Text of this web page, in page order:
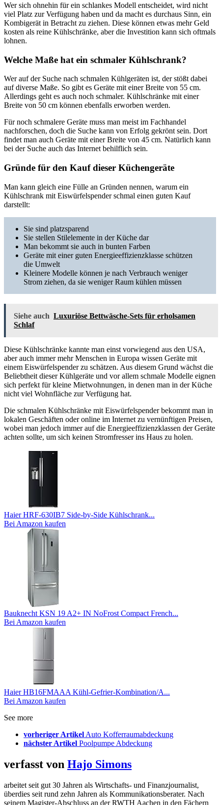
Wer sich ohnehin für ein schlankes Modell entscheidet, wird nicht
viel Platz zur Verfügung haben und da macht es durchaus Sinn, ein
Kombigerät in Betracht zu ziehen. Diese können etwas mehr Geld
kosten als reine Kühlschränke, aber die Investition kann sich oftmals
lohnen.
Welche Maße hat ein schmaler Kühlschrank?
Wer auf der Suche nach schmalen Kühlgeräten ist, der stößt dabei
auf diverse Maße. So gibt es Geräte mit einer Breite von 55 cm.
Allerdings geht es auch noch schmaler. Kühlschränke mit einer
Breite von 50 cm können ebenfalls erworben werden.
Für noch schmalere Geräte muss man meist im Fachhandel
nachforschen, doch die Suche kann von Erfolg gekrönt sein. Dort
findet man auch Geräte mit einer Breite von 45 cm. Natürlich kann
bei der Suche auch das Internet behilflich sein.
Gründe für den Kauf dieser Küchengeräte
Man kann gleich eine Fülle an Gründen nennen, warum ein
Kühlschrank mit Eiswürfelspender schmal einen guten Kauf
darstellt:
Sie sind platzsparend
Sie stellen Stilelemente in der Küche dar
Man bekommt sie auch in bunten Farben
Geräte mit einer guten Energieeffizienzklasse schützen
die Umwelt
Kleinere Modelle können je nach Verbrauch weniger
Strom ziehen, da sie weniger Raum kühlen müssen
Siehe auch Luxuriöse Bettwäsche-Sets für erholsamen
Schlaf
Diese Kühlschränke kannte man einst vorwiegend aus den USA,
aber auch immer mehr Menschen in Europa wissen Geräte mit
einem Eiswürfelspender zu schätzen. Aus diesem Grund wächst die
Beliebtheit dieser Kühlgeräte und vor allem schmale Modelle eignen
sich perfekt für kleine Mietwohnungen, in denen man in der Küche
nicht viel Wohnfläche zur Verfügung hat.
Die schmalen Kühlschränke mit Eiswürfelspender bekommt man in
lokalen Geschäften oder online im Internet zu vernünftigen Preisen,
wobei man jedoch immer auf die Energieeffizienzklassen der Geräte
achten sollte, um sich keinen Stromfresser ins Haus zu holen.
Haier HRF-630IB7 Side-by-Side Kühlschrank...
Bei Amazon kaufen
Bauknecht KSN 19 A2+ IN NoFrost Compact French...
Bei Amazon kaufen
Haier HB16FMAAA Kühl-Gefrier-Kombination/A...
Bei Amazon kaufen
See more
vorheriger Artikel Auto Kofferraumabdeckung
nächster Artikel Poolpumpe Abdeckung
verfasst von Hajo Simons
arbeitet seit gut 30 Jahren als Wirtschafts- und Finanzjournalist,
überdies seit rund zehn Jahren als Kommunikationsberater. Nach
seinem Magister-Abschluss an der RWTH Aachen in den Fächern